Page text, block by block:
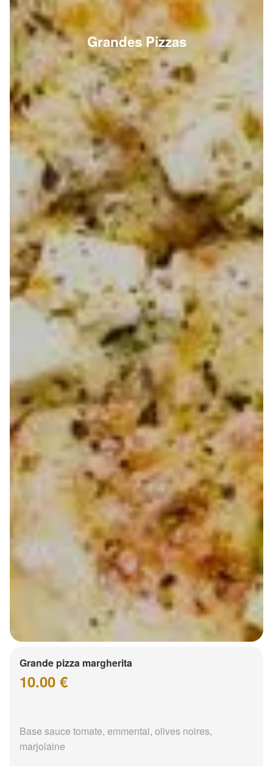
Grandes Pizzas
Grande pizza margherita
10.00 €
Base sauce tomate, emmental, olives noires,
marjolaine